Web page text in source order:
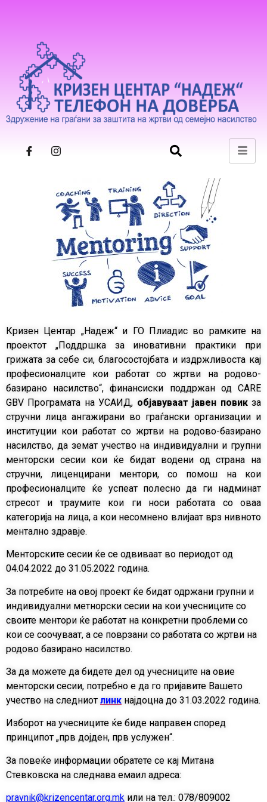
Кризен Центар „Надеж“ и ГО Плиадис во рамките на
проектот „Поддршка за иновативни практики при
грижата за себе си, благосостојбата и издржливоста кај
професионалците кои работат со жртви на родово-
базирано насилство“, финансиски поддржан од CARE
GBV Програмата на УСАИД, објавуваат јавен повикза
стручни лица ангажирани во граѓански oрганизации и
институции кои работат со жртви на родово-базирано
насилство, да земат учество на индивидуални и групни
менторски сесии кои ќе бидат водени од страна на
стручни, лиценцирани ментори, со помош на кои
професионалците ќе успеат полесно да ги надминат
стресот и траумите кои ги носи работата со оваа
категорија на лица, а кои несомнено влијаат врз нивното
ментално здравје.
Менторските сесии ќе се одвиваат во периодот од
04.04.2022 до 31.05.2022 година.
За потребите на овој проект ќе бидат одржани групни и
индивидуални метнорски сесии на кои учесниците со
своите ментори ќе работат на конкретни проблеми со
кои се соочуваат, а се поврзани со работата со жртви на
родово базирано насилство.
За да можете да бидете дел од учесниците на овие
менторски сесии, потребно е да го пријавите Вашето
учество на следниот линк најдоцна до 31.03.2022 година.
Изборот на учесниците ќе биде направен според
принципот „прв дојден, прв услужен“.
За повеќе информации обратете се кај Митана
Стевковска на следнава емаил адреса:
pravnik@krizencentar.org.mk или на тел.: 078/809002